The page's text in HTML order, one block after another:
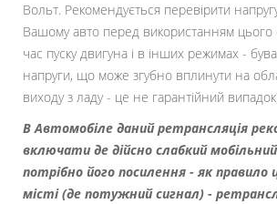
Вольт. Рекомендується перевірити
Вашому авто перед використанням цього
час пуску двигуна і в інших режимах -
напруги, що може згубно вплинути на
виходу з ладу - це не гарантійний
В Автомобіле даний ретрансляція
включати де дійсно слабкий мобільний
потрібно його посилення - як правило
місті (де потужний сигнал) -